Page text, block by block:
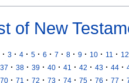
of New
· 3 · 4 · 5 · 6 · 7 · 8 · 9 · 10 · 11 · 12
37 · 38 · 39 · 40 · 41 · 42 · 43 · 44 ·
70 · 71 · 72 · 73 · 74 · 75 · 76 · 77 ·